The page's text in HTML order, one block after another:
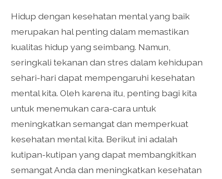
Hidup dengan kesehatan mental yang baik
merupakan hal penting dalam memastikan
kualitas hidup yang seimbang. Namun,
seringkali tekanan dan stres dalam kehidupan
sehari-hari dapat mempengaruhi kesehatan
mental kita. Oleh karena itu, penting bagi kita
untuk menemukan cara-cara untuk
meningkatkan semangat dan memperkuat
kesehatan mental kita. Berikut ini adalah
kutipan-kutipan yang dapat membangkitkan
semangat Anda dan meningkatkan kesehatan